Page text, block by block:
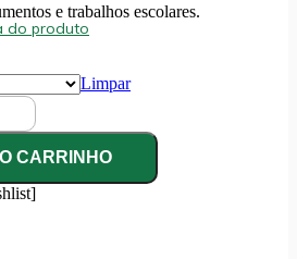
e trabalhos escolares.
do produto
Limpar
CARRINHO